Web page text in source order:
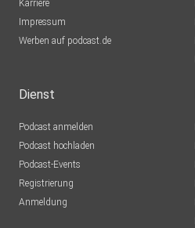
Karriere
Impressum
Werben auf podcast.de
Dienst
Podcast anmelden
Podcast hochladen
Podcast-Events
Registrierung
Anmeldung